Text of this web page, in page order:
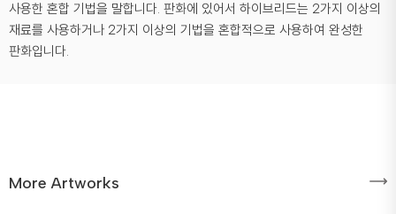
사용한 혼합 기법을 말합니다. 판화에 있어서 하이브리드는 2가지 이상의
재료를 사용하거나 2가지 이상의 기법을 혼합적으로 사용하여 완성한
판화입니다.
More Artworks